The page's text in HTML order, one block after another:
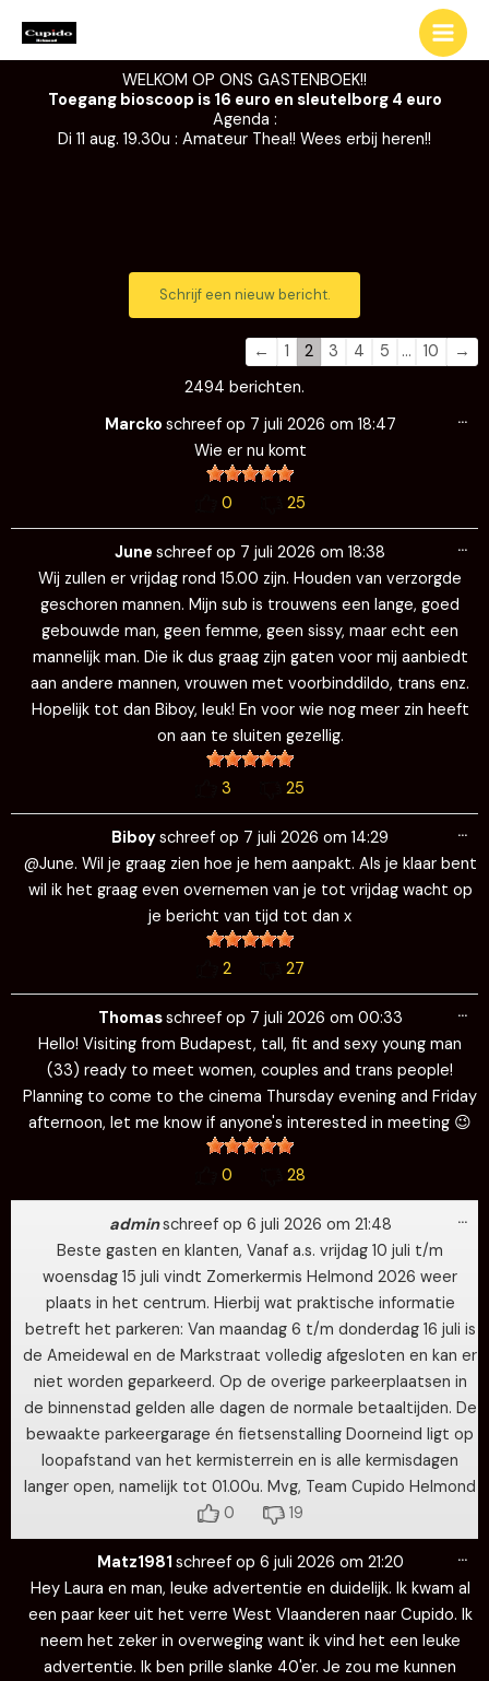
naar
de
WELKOM OP ONS GASTENBOEK!!
Toegang bioscoop is 16 euro en sleutelborg 4 euro
Agenda :
Di 11 aug. 19.30u : Amateur Thea!! Wees erbij heren!!
Navigatie
de
gastenboek-
lijst
← 1 2 3 4 5 … 10
→
2494 berichten.
Marcko schreef op 7 juli 2026 om 18:47
Wie er nu komt
0 25
…
June schreef op 7 juli 2026 om 18:38
Wij zullen er vrijdag rond 15.00 zijn. Houden van verzorgde
geschoren mannen. Mijn sub is trouwens een lange, goed
gebouwde man, geen femme, geen sissy, maar echt een
mannelijk man. Die ik dus graag zijn gaten voor mij aanbiedt
aan andere mannen, vrouwen met voorbinddildo, trans enz.
Hopelijk tot dan Biboy, leuk! En voor wie nog meer zin heeft
on aan te sluiten gezellig.
3 25
…
Biboyschreef op 7 juli 2026 om 14:29
@June. Wil je graag zien hoe je hem aanpakt. Als je klaar bent
wil ik het graag even overnemen van je tot vrijdag wacht op
je bericht van tijd tot dan x
2 27
…
Thomasschreef op 7 juli 2026 om 00:33
Hello! Visiting from Budapest, tall, fit and sexy young man
(33) ready to meet women, couples and trans people!
Planning to come to the cinema Thursday evening and Friday
afternoon, let me know if anyone's interested in meeting 😉
0 28
…
adminschreef op 6 juli 2026 om 21:48
Beste gasten en klanten, Vanaf a.s. vrijdag 10 juli t/m
woensdag 15 juli vindt Zomerkermis Helmond 2026 weer
plaats in het centrum. Hierbij wat praktische informatie
betreft het parkeren: Van maandag 6 t/m donderdag 16 juli is
de Ameidewal en de Markstraat volledig afgesloten en kan er
niet worden geparkeerd. Op de overige parkeerplaatsen in
de binnenstad gelden alle dagen de normale betaaltijden. De
bewaakte parkeergarage én fietsenstalling Doorneind ligt op
loopafstand van het kermisterrein en is alle kermisdagen
langer open, namelijk tot 01.00u. Mvg, Team Cupido Helmond
0
19
…
Matz1981 schreef op 6 juli 2026 om 21:20
Hey Laura en man, leuke advertentie en duidelijk. Ik kwam al
een paar keer uit het verre West Vlaanderen naar Cupido. Ik
neem het zeker in overweging want ik vind het een leuke
advertentie. Ik ben prille slanke 40'er. Je zou me kunnen
…
Navigatie
de
gastenboek-
lijst